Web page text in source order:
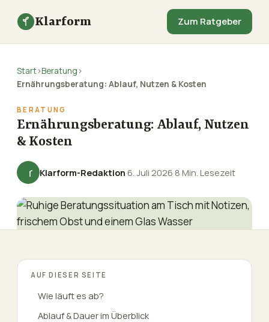
Klarform Zum Ratgeber
Start›Beratung ›
Ernährungsberatung: Ablauf, Nutzen & Kosten
BERATUNG
Ernährungsberatung: Ablauf, Nutzen
& Kosten
Klarform-Redaktion·6. Juli 2026·8 Min. Lesezeit
AUF DIESER SEITE
Wie läuft es ab?
Ablauf & Dauer im Überblick